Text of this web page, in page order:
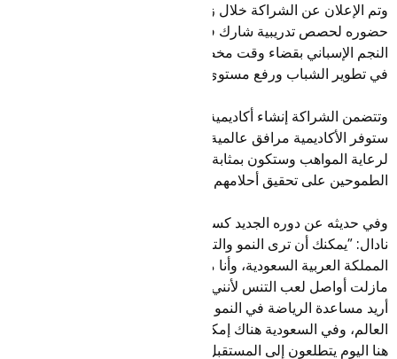
وتم الإعلان عن الشراكة خلال زيارة نادال للمملكة والتي شملت
حضوره لحصص تدريبية شارك فيها مجموعة من الناشئين. وسيقوم
النجم الإسباني بقضاء وقت مخصص في المملكة كل عام للمساعدة
في تطوير الشباب ورفع مستوى الوعي برياضة التنس في المملكة.
وتتضمن الشراكة إنشاء أكاديمية للتنس باسم رافا نادال حيث
ستوفر الأكاديمية مرافق عالمية المستوى وأحدث أساليب التدريب
لرعاية المواهب وستكون بمثابة مركز للتميز لمساعدة اللاعبين
الطموحين على تحقيق أحلامهم في عالم التنس.
وفي حديثه عن دوره الجديد كسفير للاتحاد السعودي للتنس، قال
نادال: "يمكنك أن ترى النمو والتقدم في كل مكان تنظر إليه في
المملكة العربية السعودية، وأنا متحمس لأن أكون جزءًا من ذلك.
مازلت أواصل لعب التنس لأنني أحب اللعبة. لكن بعيدًا عن اللعب،
أريد مساعدة الرياضة في النمو على نطاق واسع في جميع أنحاء
العالم، وفي السعودية هناك إمكانات حقيقية. الأطفال الموجودون
هنا اليوم يتطلعون إلى المستقبل ولديهم شغف حقيقي بجميع